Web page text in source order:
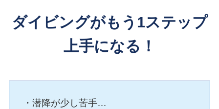
ダイビングがもう1ステップ
上手になる！
・潜降が少し苦手…